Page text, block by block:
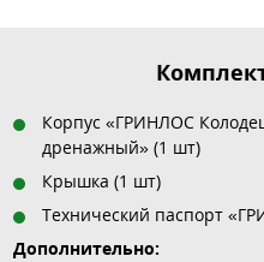
Корпус «ГРИНЛОС
дренажный» (1 шт)
Крышка (1 шт)
Технический паспорт
Дополнительно: